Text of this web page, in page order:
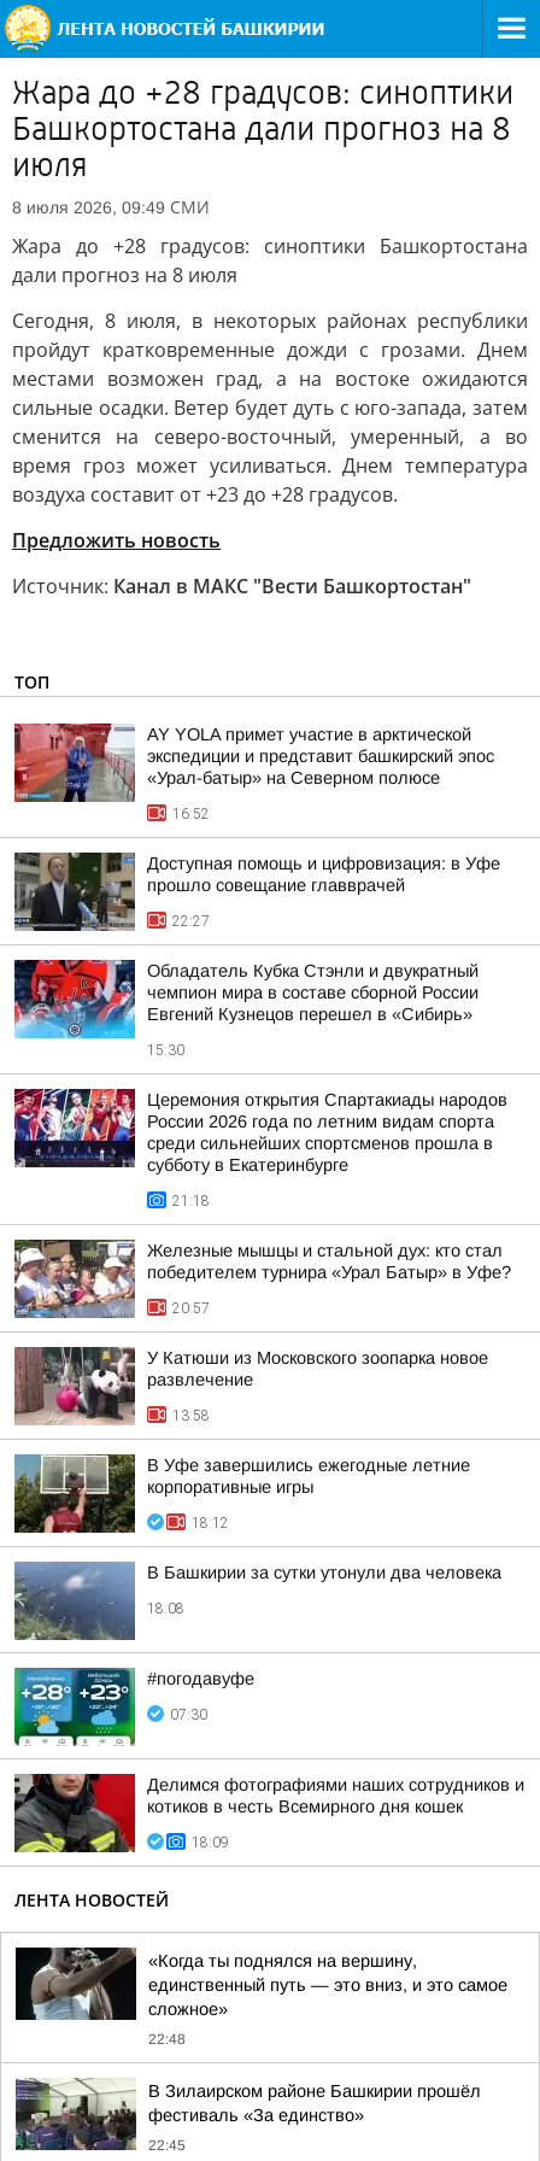
Жара до +28 градусов: синоптики
Башкортостана дали прогноз на 8
июля
8 июля 2026, 09:49 СМИ
Жара до +28 градусов: синоптики Башкортостана
дали прогноз на 8 июля
Сегодня, 8 июля, в некоторых районах республики
пройдут кратковременные дожди с грозами. Днем
местами возможен град, а на востоке ожидаются
сильные осадки. Ветер будет дуть с юго-запада, затем
сменится на северо-восточный, умеренный, а во
время гроз может усиливаться. Днем температура
воздуха составит от +23 до +28 градусов.
Предложить новость
Источник: Канал в МАКС "Вести Башкортостан"
ТОП
AY YOLA примет участие в арктической
экспедиции и представит башкирский эпос
«Урал-батыр» на Северном полюсе
16:52
Доступная помощь и цифровизация: в Уфе
прошло совещание главврачей
22:27
Обладатель Кубка Стэнли и двукратный
чемпион мира в составе сборной России
Евгений Кузнецов перешел в «Сибирь»
15:30
Церемония открытия Спартакиады народов
России 2026 года по летним видам спорта
среди сильнейших спортсменов прошла в
субботу в Екатеринбурге
21:18
Железные мышцы и стальной дух: кто стал
победителем турнира «Урал Батыр» в Уфе?
20:57
У Катюши из Московского зоопарка новое
развлечение
13:58
В Уфе завершились ежегодные летние
корпоративные игры
18:12
В Башкирии за сутки утонули два человека
18:08
#погодавуфе
07:30
Делимся фотографиями наших сотрудников и
котиков в честь Всемирного дня кошек
18:09
ЛЕНТА НОВОСТЕЙ
«Когда ты поднялся на вершину,
единственный путь — это вниз, и это самое
сложное»
22:48
В Зилаирском районе Башкирии прошёл
фестиваль «За единство»
22:45